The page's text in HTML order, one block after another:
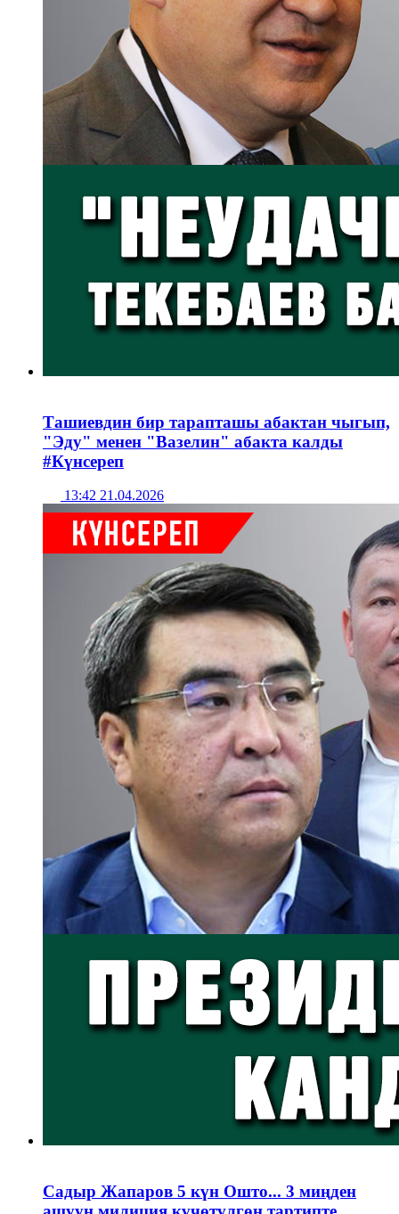
Ташиевдин бир тарапташы абактан чыгып,
"Эду" менен "Вазелин" абакта калды
#Күнсереп
13:42 21.04.2026
Садыр Жапаров 5 күн Ошто... 3 миңден